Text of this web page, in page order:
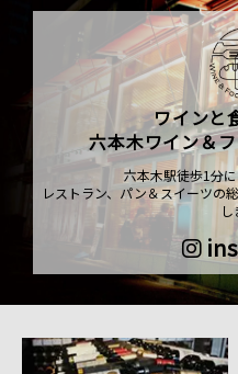
ワインと
六本木ワイン＆
六本木駅徒歩1分に
レストラン、パン＆スイーツの
し